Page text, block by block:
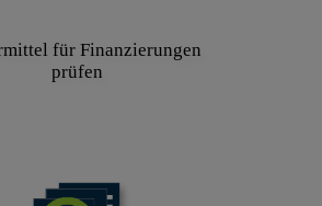
für Finanzierungen
prüfen